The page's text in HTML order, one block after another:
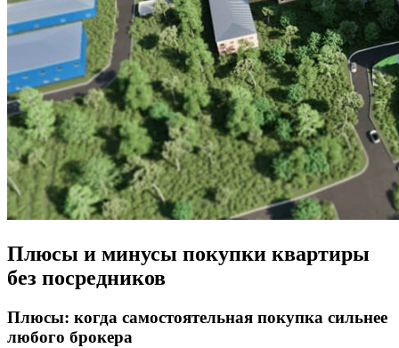
Плюсы и минусы покупки квартиры
без посредников
Плюсы: когда самостоятельная покупка сильнее
любого брокера